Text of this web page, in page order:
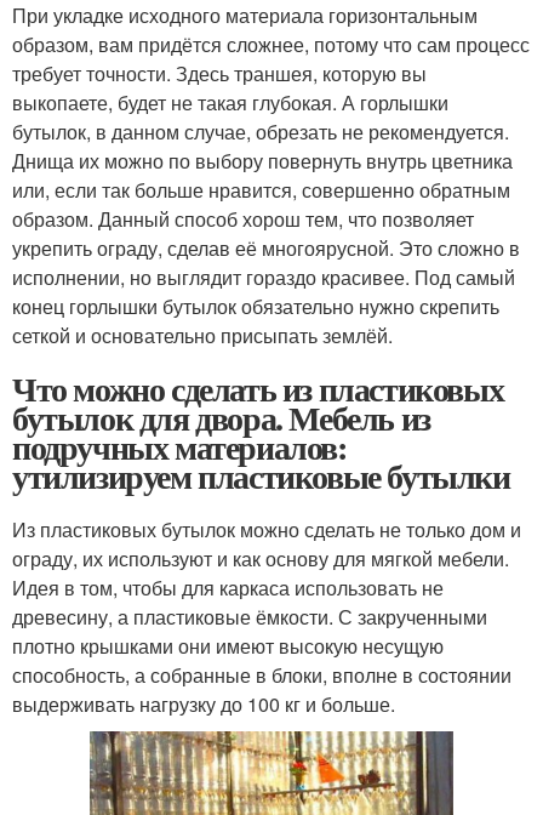
При укладке исходного материала горизонтальным
образом, вам придётся сложнее, потому что сам процесс
требует точности. Здесь траншея, которую вы
выкопаете, будет не такая глубокая. А горлышки
бутылок, в данном случае, обрезать не рекомендуется.
Днища их можно по выбору повернуть внутрь цветника
или, если так больше нравится, совершенно обратным
образом. Данный способ хорош тем, что позволяет
укрепить ограду, сделав её многоярусной. Это сложно в
исполнении, но выглядит гораздо красивее. Под самый
конец горлышки бутылок обязательно нужно скрепить
сеткой и основательно присыпать землёй.
Что можно сделать из пластиковых
бутылок для двора. Мебель из
подручных материалов:
утилизируем пластиковые бутылки
Из пластиковых бутылок можно сделать не только дом и
ограду, их используют и как основу для мягкой мебели.
Идея в том, чтобы для каркаса использовать не
древесину, а пластиковые ёмкости. С закрученными
плотно крышками они имеют высокую несущую
способность, а собранные в блоки, вполне в состоянии
выдерживать нагрузку до 100 кг и больше.